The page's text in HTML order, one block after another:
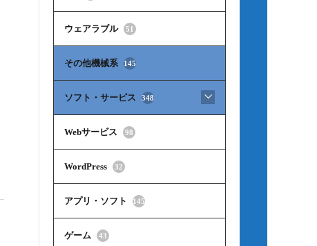
ウェアラブル 51
その他機械系 145
ソフト・サービス 348
Webサービス 98
WordPress 32
アプリ・ソフト 145
ゲーム 43